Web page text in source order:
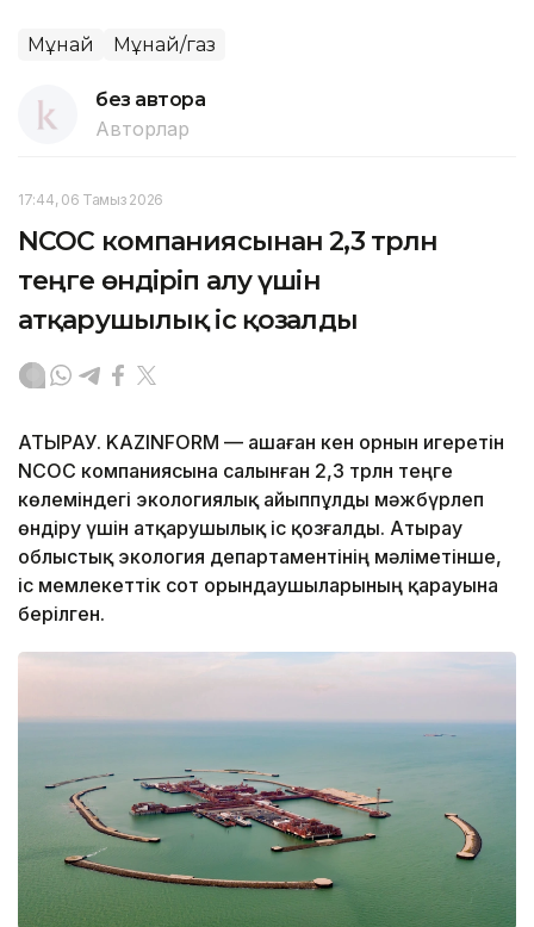
Мұнай Мұнай/газ
без автора
Авторлар
17:44, 06 Тамыз 2026
NCOC компаниясынан 2,3 трлн
теңге өндіріп алу үшін
атқарушылық іс қозғалды
АТЫРАУ. KAZINFORM — Қашаған кен орнын игеретін
NCOC компаниясына салынған 2,3 трлн теңге
көлеміндегі экологиялық айыппұлды мәжбүрлеп
өндіру үшін атқарушылық іс қозғалды. Атырау
облыстық экология департаментінің мәліметінше,
іс мемлекеттік сот орындаушыларының қарауына
берілген.